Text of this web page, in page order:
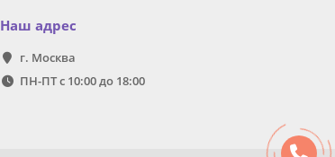
Наш адрес
г. Москва
ПН-ПТ с 10:00 до 18:00